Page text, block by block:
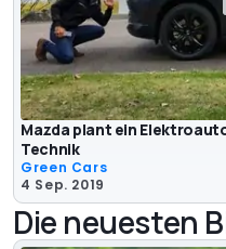
Mazda plant ein
Technik
Green Cars
4 Sep. 2019
Die neuesten